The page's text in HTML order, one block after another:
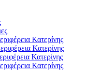
Κατερίνης
Κατερίνης
Κατερίνης
Κατερίνης